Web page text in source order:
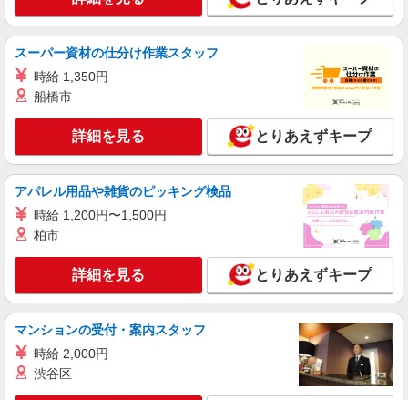
［アルバイト・パート・契約社員］時給1,300
（10日間）：時給1,225円
神奈川県平塚市天沼10-1 ららぽーと湘南平塚
牛角焼肉食堂
接客業務、キッチンスタッフ
［アルバイト］時給1,250円〜 ※土日祝＋
100円：時給1,350円
神奈川県平塚市天沼10-1 ららぽーと湘南平塚
詳細を見る
アルバイト
果汁工房果琳
フルーツジュース専門店の接客・販売スタッフ
スーパー資材の仕分け作業スタッフ
時給 1,350円
船橋市
詳細を見る とりあえずキープ
アパレル用品や雑貨のピッキング検品
時給 1,200円〜1,500円
柏市
詳細を見る とりあえずキープ
マンションの受付・案内スタッフ
時給 2,000円
渋谷区